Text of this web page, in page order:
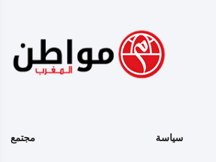
سياسة مجتمع